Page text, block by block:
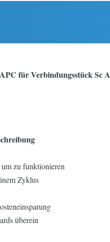
für Verbindungsstück Sc
zu funktionieren
Zyklus
überein